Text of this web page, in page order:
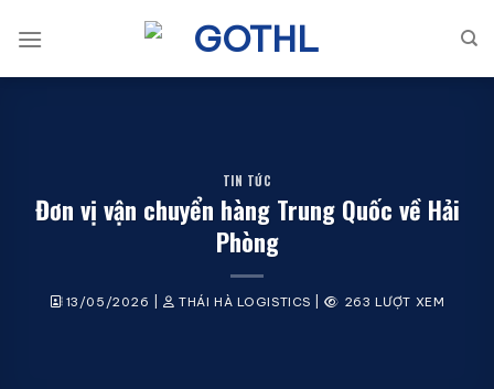
qua
TIN TỨC
Đơn vị vận chuyển hàng Trung Quốc về Hải
Phòng
13/05/2026 | THÁI HÀ LOGISTICS | 263 LƯỢT XEM